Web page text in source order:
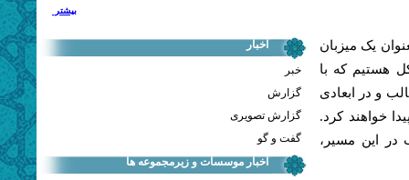
بیشتر
اخبار
خبر
گزارش
گزارش تصویری
گفت و گو
اخبار موسسات و زیرمجموعه ها
یک میزبان
هستیم که با
و در ابعادی
خواهند کرد.
در این مسیر،